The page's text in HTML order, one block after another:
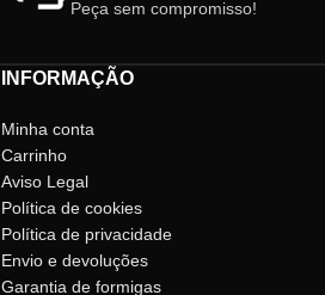
Peça sem compromisso!
INFORMAÇÃO
Minha conta
Carrinho
Aviso Legal
Política de cookies
Política de privacidade
Envio e devoluções
Garantia de formigas